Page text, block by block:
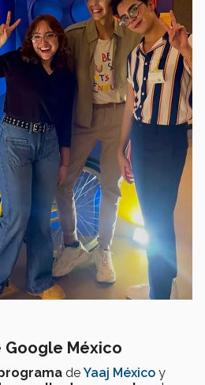
Google México
de Yaaj México y